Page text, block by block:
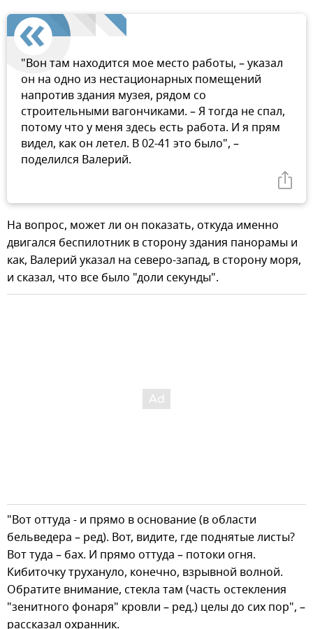
"Вон там находится мое место работы, – указал
он на одно из нестационарных помещений
напротив здания музея, рядом со
строительными вагончиками. – Я тогда не спал,
потому что у меня здесь есть работа. И я прям
видел, как он летел. В 02-41 это было", –
поделился Валерий.
На вопрос, может ли он показать, откуда именно
двигался беспилотник в сторону здания панорамы и
как, Валерий указал на северо-запад, в сторону моря,
и сказал, что все было "доли секунды".
"Вот оттуда - и прямо в основание (в области
бельведера – ред). Вот, видите, где поднятые листы?
Вот туда – бах. И прямо оттуда – потоки огня.
Кибиточку трухануло, конечно, взрывной волной.
Обратите внимание, стекла там (часть остекления
"зенитного фонаря" кровли – ред.) целы до сих пор", –
рассказал охранник.